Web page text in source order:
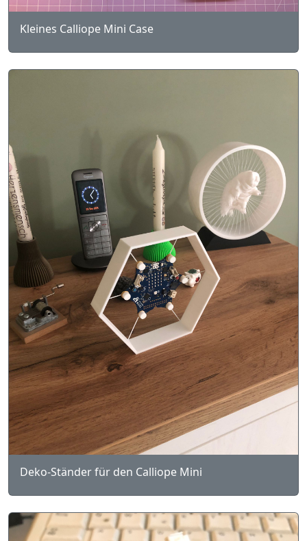
Kleines Calliope Mini Case
Deko-Ständer für den Calliope Mini